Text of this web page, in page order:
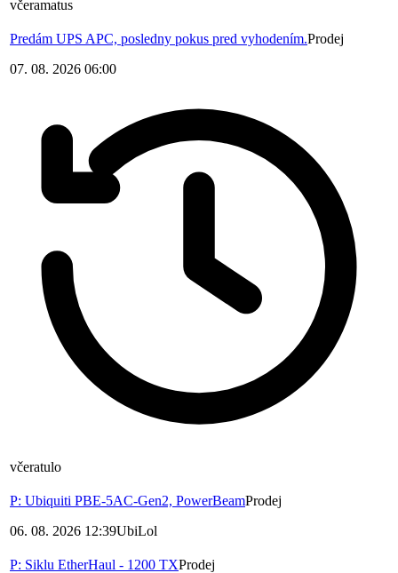
včeramatus
Predám UPS APC, posledny pokus pred vyhodením.Prodej
07. 08. 2026 06:00
včeratulo
P: Ubiquiti PBE-5AC-Gen2, PowerBeamProdej
06. 08. 2026 12:39UbiLol
P: Siklu EtherHaul - 1200 TXProdej